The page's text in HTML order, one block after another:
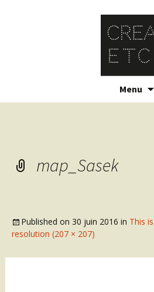
Menu
map_Sasek
Published on 30 juin 2016 in This
resolution (207 × 207)